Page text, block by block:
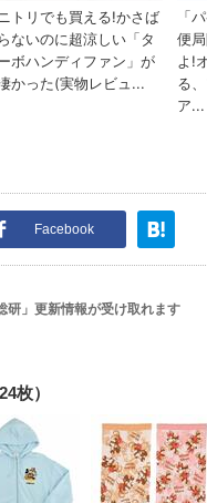
Facebook
研」更新情報が受け取れます
枚）